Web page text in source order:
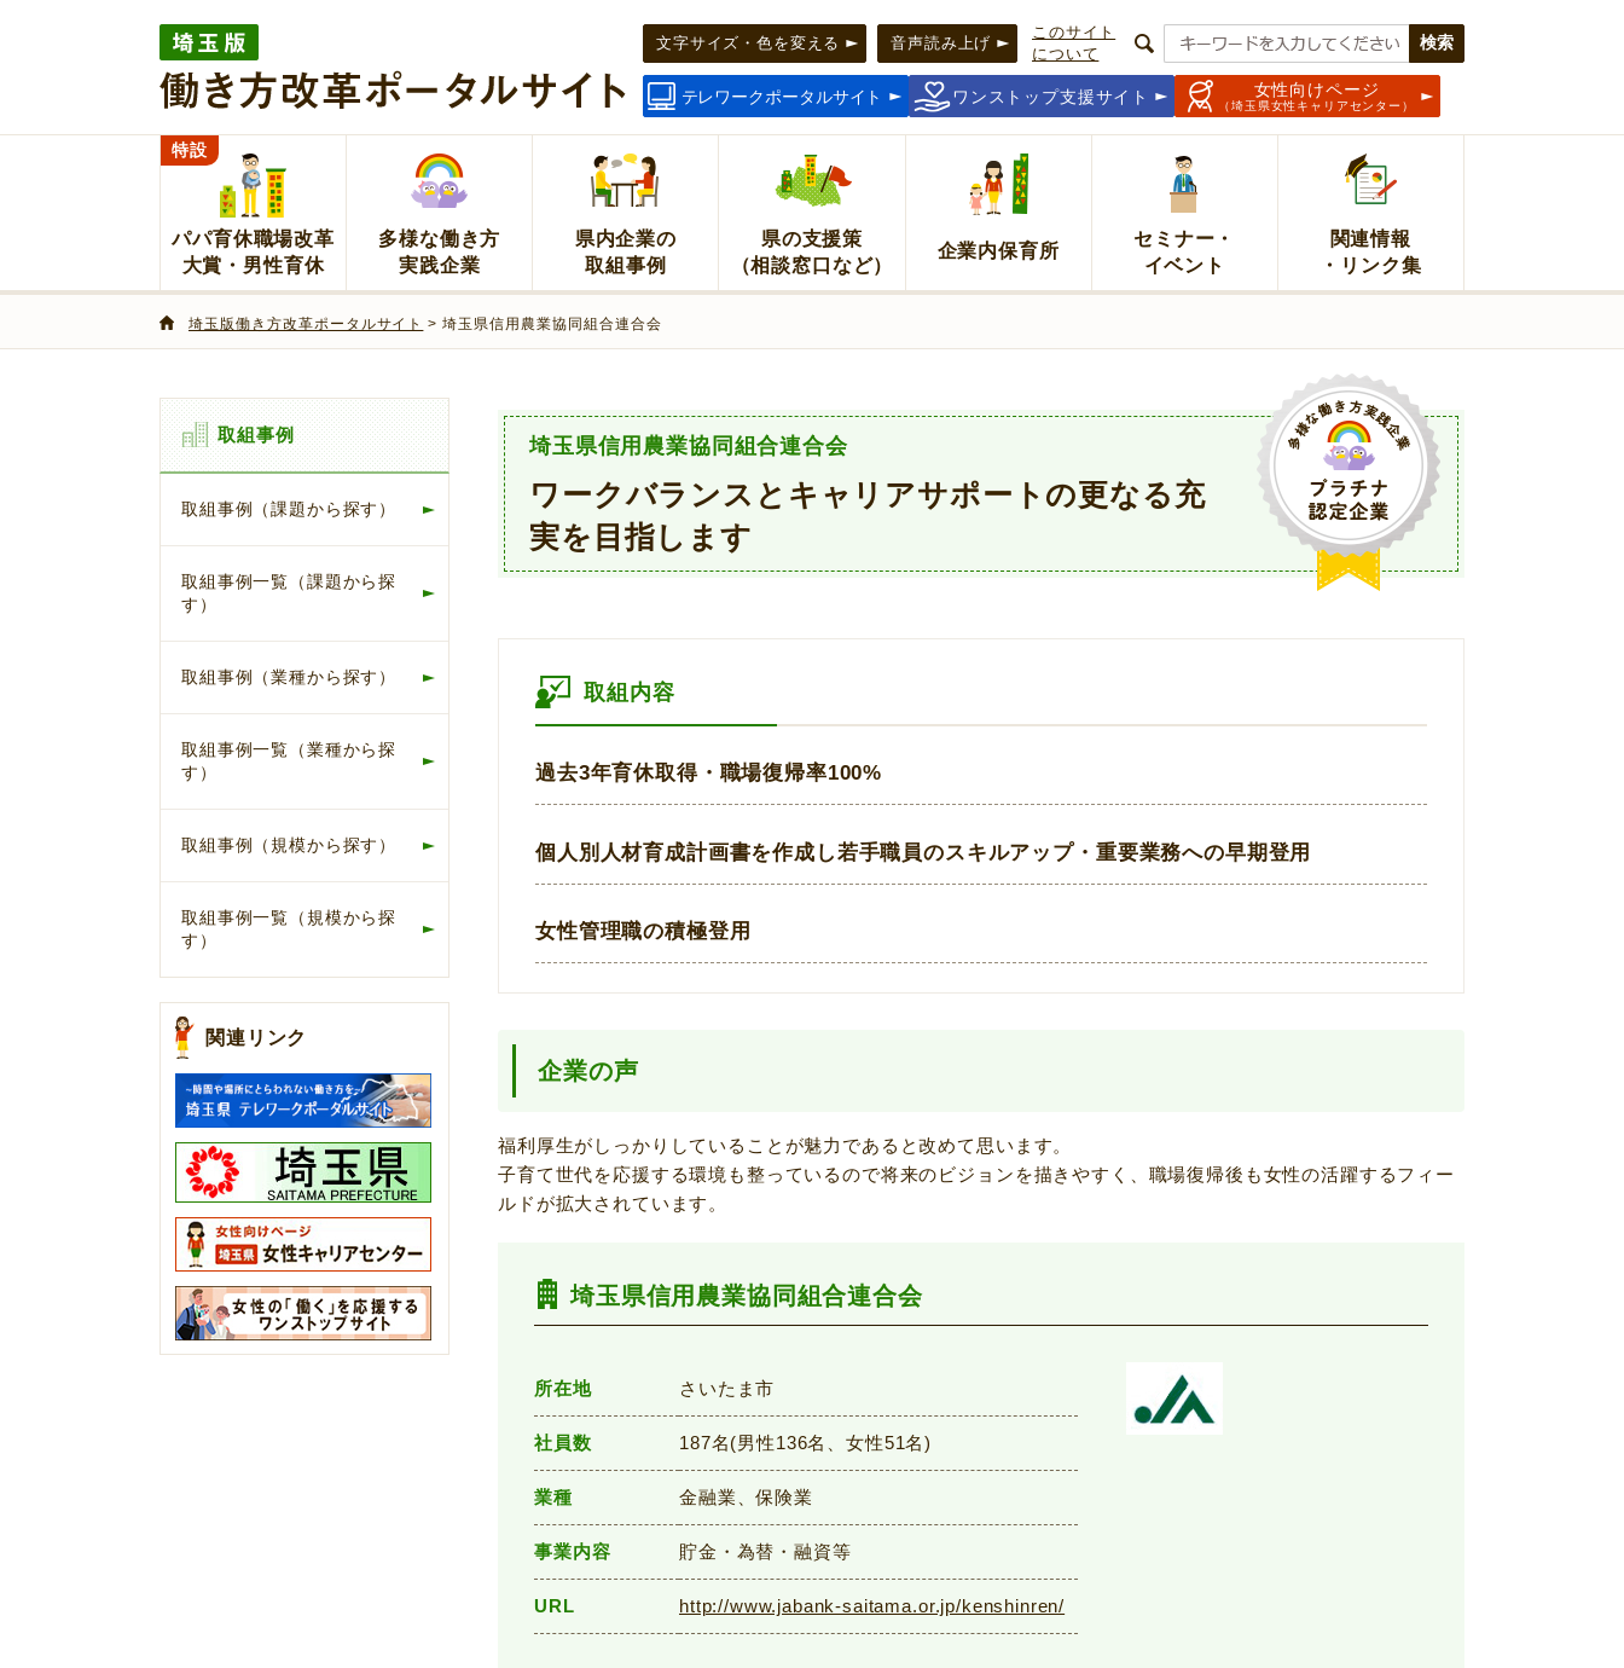
埼玉版働き方改革ポータルサイト 文字サイズ・色を変える 音声読み上げ
このサイト
について
テレワークポータルサイト ワンストップ支援サイト 女性向けページ
（埼玉県女性キャリアセンター）
パパ育休職場改革
大賞・男性育休
特設
多様な働き方
実践企業
県内企業の
取組事例
県の支援策
（相談窓口など）
企業内保育所
セミナー・
イベント
関連情報
・リンク集
埼玉版働き方改革ポータルサイト > 埼玉県信用農業協同組合連合会
取組事例
取組事例（課題から探す）
取組事例一覧（課題から探
す）
取組事例（業種から探す）
取組事例一覧（業種から探
す）
取組事例（規模から探す）
取組事例一覧（規模から探
す）
関連リンク
埼玉県信用農業協同組合連合会
ワークバランスとキャリアサポートの更なる充
実を目指します
取組内容
過去3年育休取得・職場復帰率100%
個人別人材育成計画書を作成し若手職員のスキルアップ・重要業務への早期登用
女性管理職の積極登用
企業の声
福利厚生がしっかりしていることが魅力であると改めて思います。
子育て世代を応援する環境も整っているので将来のビジョンを描きやすく、職場復帰後も女性の活躍するフィー
ルドが拡大されています。
埼玉県信用農業協同組合連合会
所在地 さいたま市
社員数 187名(男性136名、女性51名)
業種 金融業、保険業
事業内容 貯金・為替・融資等
URL http://www.jabank-saitama.or.jp/kenshinren/